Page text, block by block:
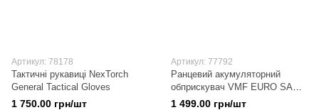
Артикул: 78178
Тактичні рукавиці NexTorch
General Tactical Gloves
1 750.00 грн/шт
Артикул: 77792
Ранцевий акумуляторний
обприскувач VMF EURO SAB-
16 (16 літрів) 12В/8Ач
1 499.00 грн/шт